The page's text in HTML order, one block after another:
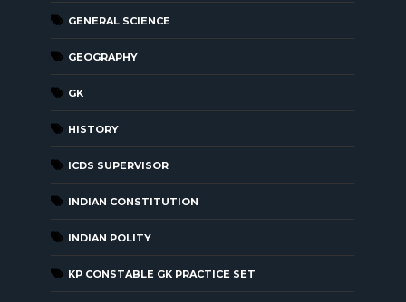
GENERAL SCIENCE
GEOGRAPHY
GK
HISTORY
ICDS SUPERVISOR
INDIAN CONSTITUTION
INDIAN POLITY
KP CONSTABLE GK PRACTICE SET